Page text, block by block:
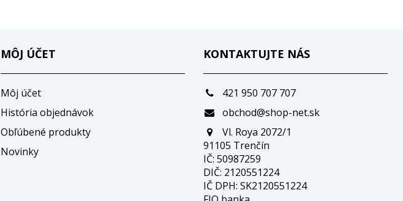
MÔJ ÚČET
Môj účet
História objednávok
Obľúbené produkty
Novinky
KONTAKTUJTE NÁS
421 950 707 707
obchod@shop-net.sk
Vl. Roya 2072/1
91105 Trenčín
IČ: 50987259
DIČ: 2120551224
IČ DPH: SK2120551224